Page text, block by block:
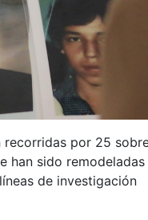
por 25
han sido
de investigación